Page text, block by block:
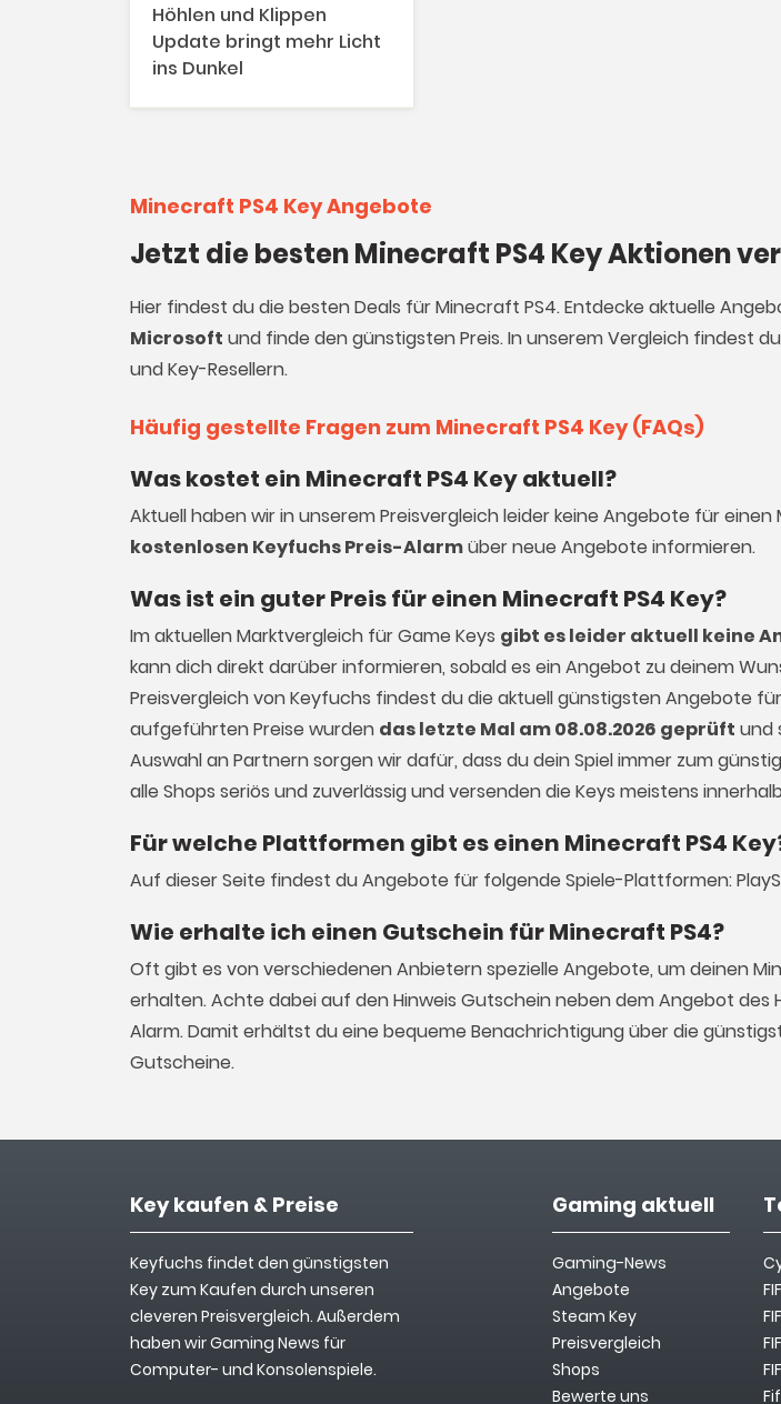
Höhlen und Klippen
Update bringt mehr Licht
ins Dunkel
Minecraft PS4 Key Angebote
Jetzt die besten Minecraft PS4 Key Aktionen
Hier findest du die besten Deals für Minecraft PS4. Entdecke aktuelle
Microsoft und finde den günstigsten Preis. In unserem Vergleich findest
und Key-Resellern.
Häufig gestellte Fragen zum Minecraft PS4 Key (FAQs)
Was kostet ein Minecraft PS4 Key aktuell?
Aktuell haben wir in unserem Preisvergleich leider keine Angebote für einen
kostenlosen Keyfuchs Preis-Alarmüber neue Angebote informieren.
Was ist ein guter Preis für einen Minecraft PS4 Key?
Im aktuellen Marktvergleich fürGame Keys gibt es leider aktuell keine
kann dich direkt darüber informieren, sobald es ein Angebot zu deinem
Preisvergleich von Keyfuchs findest du die aktuell günstigsten Angebote
aufgeführten Preise wurden das letzte Mal am 08.08.2026 geprüft und
Auswahl an Partnern sorgen wir dafür, dass du dein Spiel immer zum
alle Shops seriös und zuverlässig und versenden die Keys meistens
Für welche Plattformen gibt es einen Minecraft PS4
Auf dieser Seite findest du Angebote für folgende Spiele-Plattformen:
Wie erhalte ich einen Gutschein für Minecraft PS4?
Oft gibt es von verschiedenen Anbietern spezielle Angebote, um deinen
erhalten. Achte dabei auf den Hinweis Gutschein neben dem Angebot des
Alarm. Damit erhältst du eine bequeme Benachrichtigung über die
Gutscheine.
Key kaufen & Preise
Keyfuchs findet den günstigsten
Key zum Kaufen durch unseren
cleveren Preisvergleich. Außerdem
haben wir Gaming News für
Computer- und Konsolenspiele.
Gaming aktuell
Gaming-News
Angebote
Steam Key
Preisvergleich
Shops
Bewerte uns